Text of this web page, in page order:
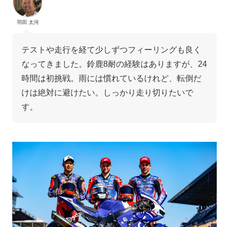
羽田 太河
テストや走行を経て少しずつフィーリングも良く
なってきました。鈴鹿8耐の経験はありますが、24
時間は初挑戦。雨には慣れているけれど、転倒だ
けは絶対に避けたい。しっかり走り切りたいで
す。